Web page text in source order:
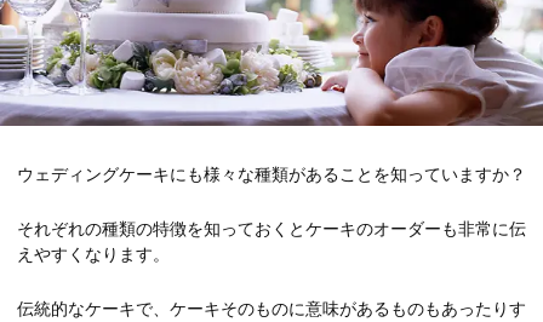
ウェディングケーキにも様々な種類があることを知っていますか？
それぞれの種類の特徴を知っておくとケーキのオーダーも非常に伝
えやすくなります。
伝統的なケーキで、ケーキそのものに意味があるものもあったりす